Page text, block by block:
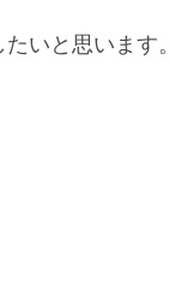
いと思います。